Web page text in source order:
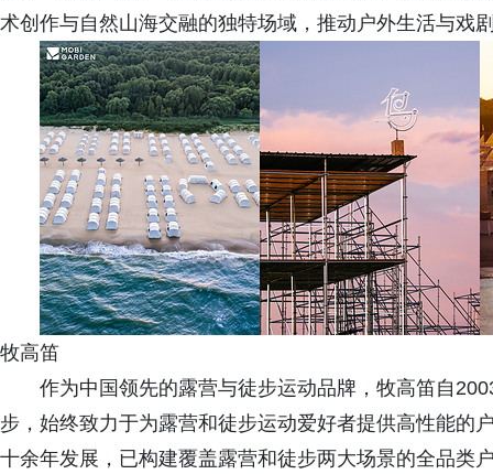
术创作与自然山海交融的独特场域，推动户外生活与戏
牧高笛
作为中国领先的露营与徒步运动品牌，牧高笛自
步，始终致力于为露营和徒步运动爱好者提供高性能的
十余年发展，已构建覆盖露营和徒步两大场景的全品类